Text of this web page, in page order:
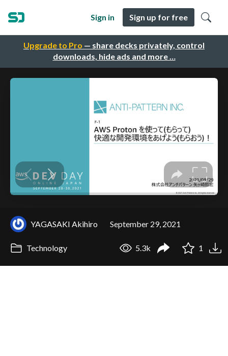
Upgrade to Pro — share decks privately, control
downloads, hide ads and more …
Sign in Sign up for free
YAGASAKI Akihiro September 29, 2021
Technology 5.3k 1